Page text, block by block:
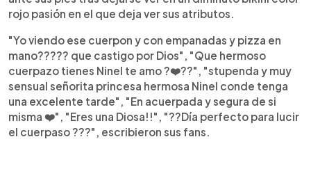
rojo pasión en el que deja ver sus atributos.
"Yo viendo ese cuerpon y con empanadas y pizza en
mano????? que castigo por Dios", "Que hermoso
cuerpazo tienes Ninel te amo ?❤️??", "stupenda y muy
sensual señorita princesa hermosa Ninel conde tenga
una excelente tarde", "En acuerpada y segura de si
misma ❤️", "Eres una Diosa!!", "??Día perfecto para lucir
el cuerpaso ???", escribieron sus fans.